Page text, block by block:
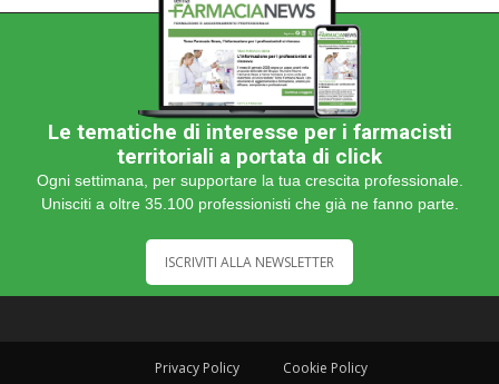
Le tematiche di interesse per i farmacisti
territoriali a portata di click
Ogni settimana, per supportare la tua crescita professionale.
Unisciti a oltre 35.100 professionisti che già ne fanno parte.
ISCRIVITI ALLA NEWSLETTER
Privacy Policy Cookie Policy